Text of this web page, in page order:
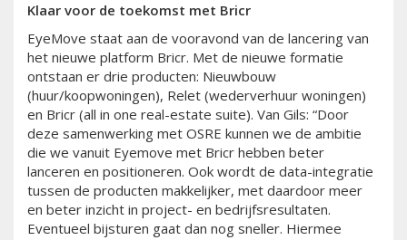
Klaar voor de toekomst met Bricr
EyeMove staat aan de vooravond van de lancering van
het nieuwe platform Bricr. Met de nieuwe formatie
ontstaan er drie producten: Nieuwbouw
(huur/koopwoningen), Relet (wederverhuur woningen)
en Bricr (all in one real-estate suite). Van Gils: “Door
deze samenwerking met OSRE kunnen we de ambitie
die we vanuit Eyemove met Bricr hebben beter
lanceren en positioneren. Ook wordt de data-integratie
tussen de producten makkelijker, met daardoor meer
en beter inzicht in project- en bedrijfsresultaten.
Eventueel bijsturen gaat dan nog sneller. Hiermee